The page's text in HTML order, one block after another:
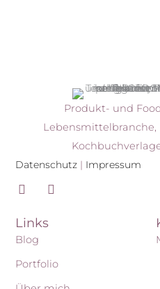
Links
Blog
Portfolio
Produkt- und
Lebensmittelbranche,
Datenschutz | Impressum
I
s
t
a
r
P
e